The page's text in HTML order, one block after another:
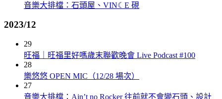
音樂大排檔：石頭屋、VIN☾E 硯
2023/12
29
旺福｜旺福里好嗎歲末聯歡晚會 Live Podcast #100
28
樂悠悠 OPEN MIC（12/28 場次）
27
音樂大排檔：Ain’t no Rocker 往前就不會變石頭、設計